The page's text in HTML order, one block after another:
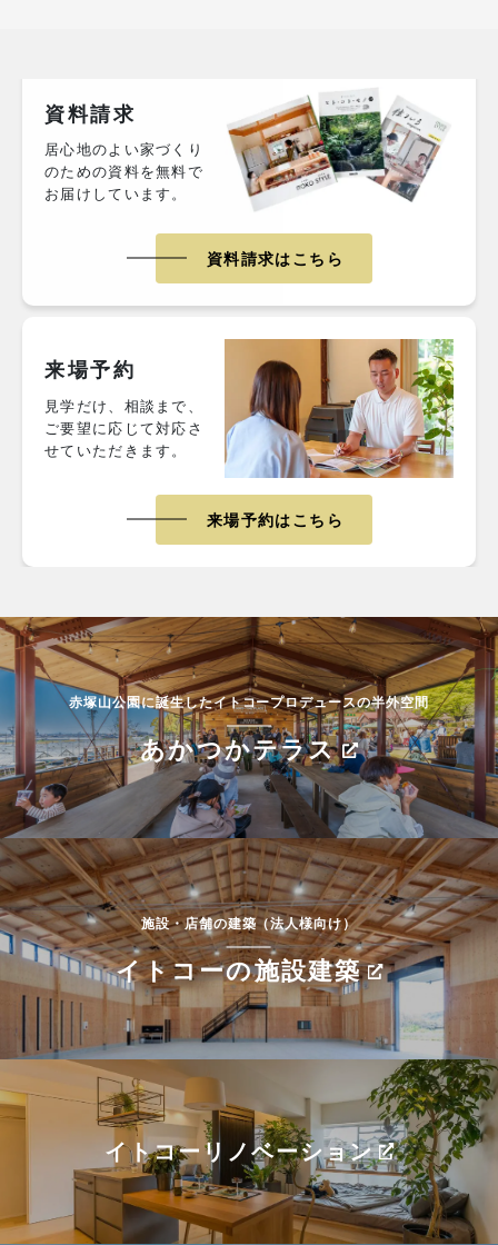
資料請求
居心地のよい家づくり
のための資料を無料で
お届けしています。
資料請求はこちら
来場予約
見学だけ、相談まで、
ご要望に応じて対応さ
せていただきます。
来場予約はこちら
赤塚山公園に誕生したイトコープロデュースの半外空間
あかつかテラス
施設・店舗の建築（法人様向け）
イトコーの施設建築
イトコーリノベーション